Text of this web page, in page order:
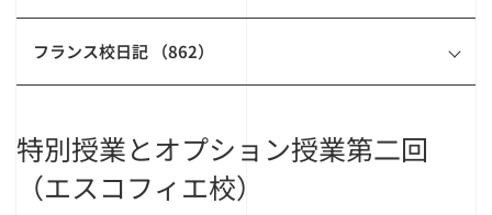
フランス校日記 （862）
特別授業とオプション授業第二回
（エスコフィエ校）